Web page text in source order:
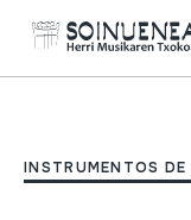
INSTRUMENTOS DE
Itsas